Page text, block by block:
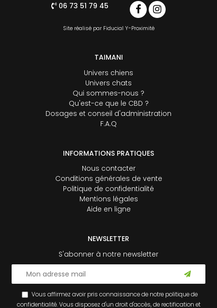
06 73 51 79 45
Site réalisé par Fiducial Y-Proximité
TAIMANI
Univers chiens
Univers chats
Qui sommes-nous ?
Qu'est-ce que le CBD ?
Dosages et conseil d'administration
F.A.Q
INFORMATIONS PRATIQUES
Nous contacter
Conditions générales de vente
Politique de confidentialité
Mentions légales
Aide en ligne
NEWSLETTER
S'abonner à notre newsletter
Vous affirmez avoir pris connaissance de notre politique de
confidentialité. Vous disposez d'un droit d'accès, de rectification et